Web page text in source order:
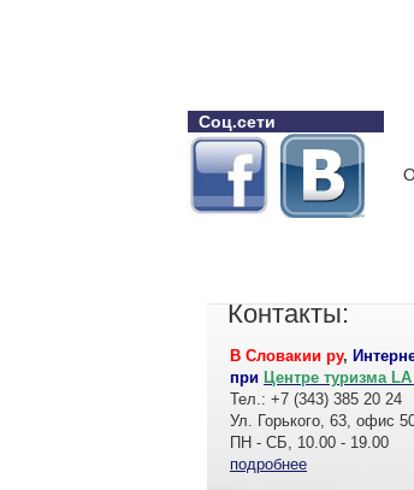
Соц.сети
Контакты:
В Словакии ру,
при Центре туризма
Тел.: +7 (343) 385 20 24
Ул. Горького, 63, офис
ПН - СБ, 10.00 - 19.00
подробнее